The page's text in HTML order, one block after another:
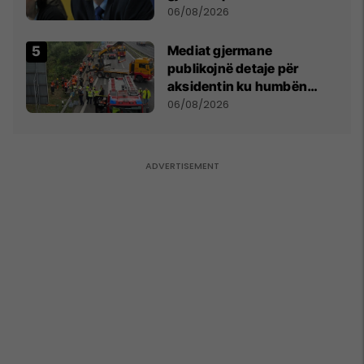
bëjnë shkelje të rëndë
06/08/2026
Mediat gjermane
publikojnë detaje për
aksidentin ku humbën
jetën tre mërgimtarë nga
06/08/2026